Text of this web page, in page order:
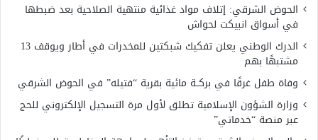
الحوض الشرقي: إتلاف مواد غذائية منتهية الصلاحية بعد ضبطها
في أسواق انبيكت لحواش
الدرك الوطني يعلن تفكيك شبكتين للمخدرات في أطار ويوقف 13
مشتبهًا بهم
وفاة طفل غرقًا في بركــة مائية بقرية “فتيله” في الحوض الشرقي
وزارة الشؤون الإسلامية تطلق لأول مرة التسجيل الإلكتروني للحج
عبر منصة “خدماتي”